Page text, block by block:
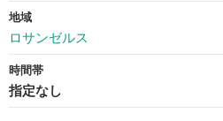
地域
ロサンゼルス
時間帯
指定なし